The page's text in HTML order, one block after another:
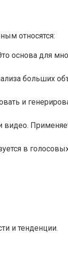
относятся:
основа для
больших
и
видео.
в
и тенденции.